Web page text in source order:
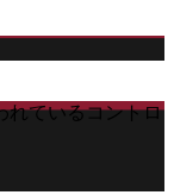
れているコントロ